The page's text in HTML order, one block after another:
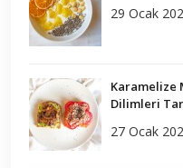
29 Ocak
Karamelize
Dilimleri
27 Ocak